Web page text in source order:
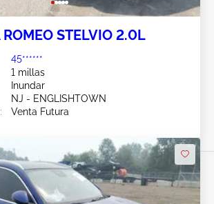
STELVIO 2.0L
45******
1 millas
Inundar
NJ - ENGLISHTOWN
Venta Futura